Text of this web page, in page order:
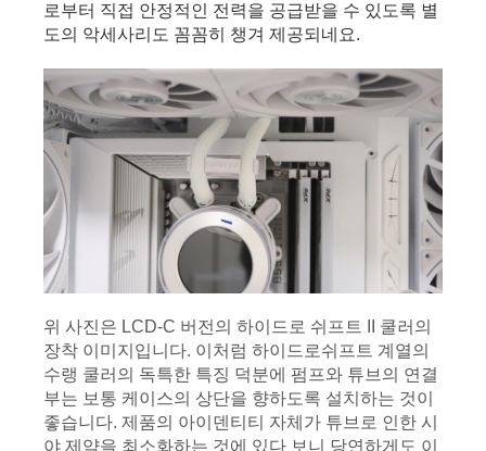
로부터 직접 안정적인 전력을 공급받을 수 있도록 별
도의 악세사리도 꼼꼼히 챙겨 제공되네요.
위 사진은 LCD-C 버전의 하이드로 쉬프트 II 쿨러의
장착 이미지입니다. 이처럼 하이드로쉬프트 계열의
수랭 쿨러의 독특한 특징 덕분에 펌프와 튜브의 연결
부는 보통 케이스의 상단을 향하도록 설치하는 것이
좋습니다. 제품의 아이덴티티 자체가 튜브로 인한 시
야 제약을 최소화하는 것에 있다 보니 당연하게도 이